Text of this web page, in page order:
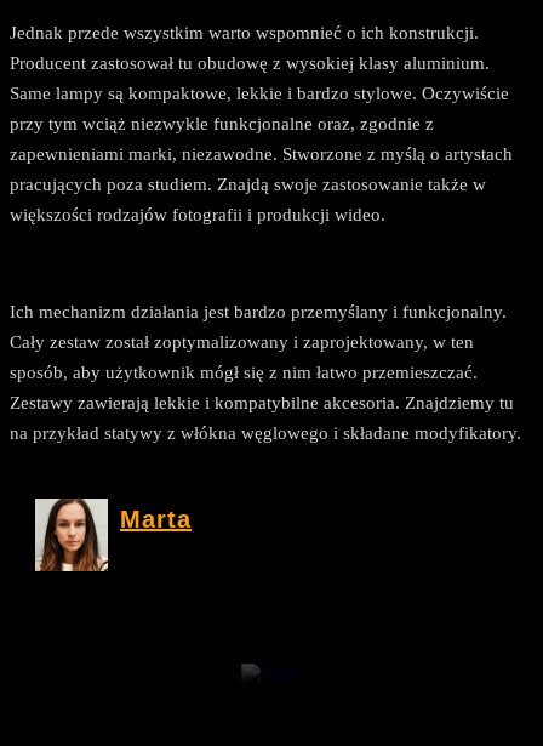
Jednak przede wszystkim warto wspomnieć o ich konstrukcji.
Producent zastosował tu obudowę z wysokiej klasy aluminium.
Same lampy są kompaktowe, lekkie i bardzo stylowe. Oczywiście
przy tym wciąż niezwykle funkcjonalne oraz, zgodnie z
zapewnieniami marki, niezawodne. Stworzone z myślą o artystach
pracujących poza studiem. Znajdą swoje zastosowanie także w
większości rodzajów fotografii i produkcji wideo.
Ich mechanizm działania jest bardzo przemyślany i funkcjonalny.
Cały zestaw został zoptymalizowany i zaprojektowany, w ten
sposób, aby użytkownik mógł się z nim łatwo przemieszczać.
Zestawy zawierają lekkie i kompatybilne akcesoria. Znajdziemy tu
na przykład statywy z włókna węglowego i składane modyfikatory.
Marta